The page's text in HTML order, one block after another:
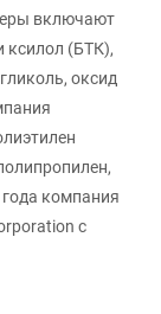
включают
ксилол (БТК),
оксид
компания
с